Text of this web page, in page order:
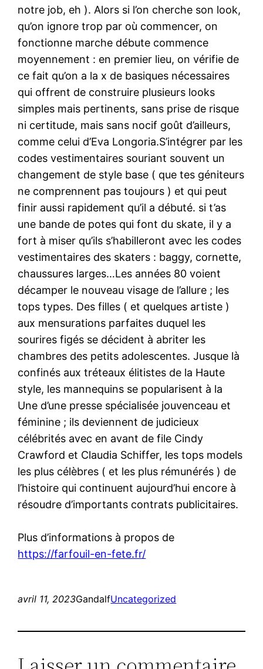
notre job, eh ). Alors si l’on cherche son look,
qu’on ignore trop par où commencer, on
fonctionne marche débute commence
moyennement : en premier lieu, on vérifie de
ce fait qu’on a la x de basiques nécessaires
qui offrent de construire plusieurs looks
simples mais pertinents, sans prise de risque
ni certitude, mais sans nocif goût d’ailleurs,
comme celui d’Eva Longoria.S’intégrer par les
codes vestimentaires souriant souvent un
changement de style base ( que tes géniteurs
ne comprennent pas toujours ) et qui peut
finir aussi rapidement qu’il a débuté. si t’as
une bande de potes qui font du skate, il y a
fort à miser qu’ils s’habilleront avec les codes
vestimentaires des skaters : baggy, cornette,
chaussures larges…Les années 80 voient
décamper le nouveau visage de l’allure ; les
tops types. Des filles ( et quelques artiste )
aux mensurations parfaites duquel les
sourires figés se décident à abriter les
chambres des petits adolescentes. Jusque là
confinés aux tréteaux élitistes de la Haute
style, les mannequins se popularisent à la
Une d’une presse spécialisée jouvenceau et
féminine ; ils deviennent de judicieux
célébrités avec en avant de file Cindy
Crawford et Claudia Schiffer, les tops models
les plus célèbres ( et les plus rémunérés ) de
l’histoire qui continuent aujourd’hui encore à
résoudre d’importants contrats publicitaires.
Plus d’informations à propos de
https://farfouil-en-fete.fr/
avril 11, 2023GandalfUncategorized